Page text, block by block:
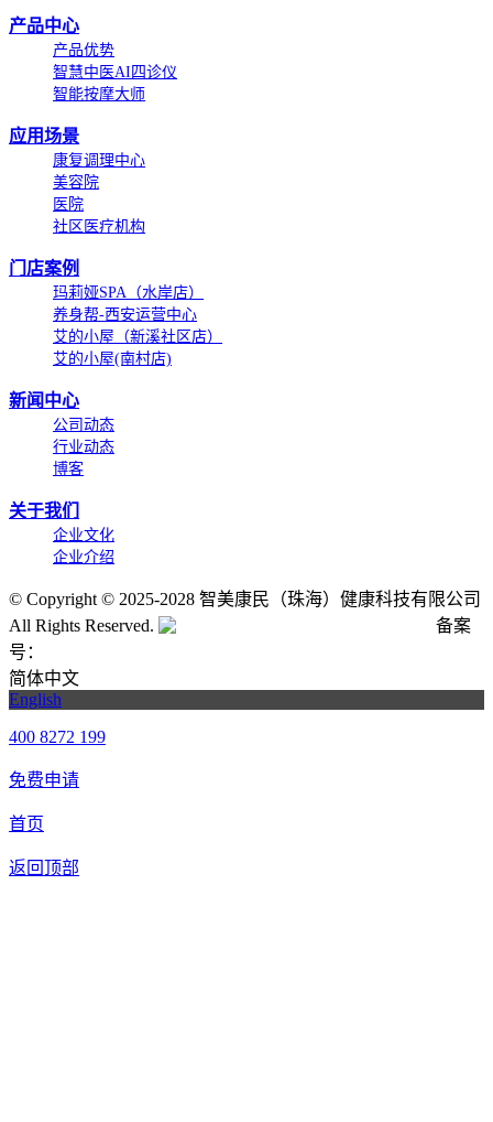
产品中心
产品优势
智慧中医AI四诊仪
智能按摩大师
应用场景
康复调理中心
美容院
医院
社区医疗机构
门店案例
玛莉娅SPA（水岸店）
养身帮-西安运营中心
艾的小屋（新溪社区店）
艾的小屋(南村店)
新闻中心
公司动态
行业动态
博客
关于我们
企业文化
企业介绍
© Copyright © 2025-2028 智美康民（珠海）健康科技有限公司
All Rights Reserved.
备案
号：
简体中文
English
400 8272 199
免费申请
首页
返回顶部